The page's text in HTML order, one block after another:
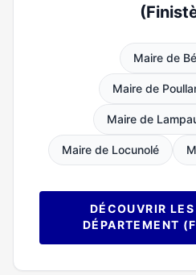
Maire de
Maire de
Maire de
Maire de Locunolé
DÉCOUVRIR
DÉPARTEMENT